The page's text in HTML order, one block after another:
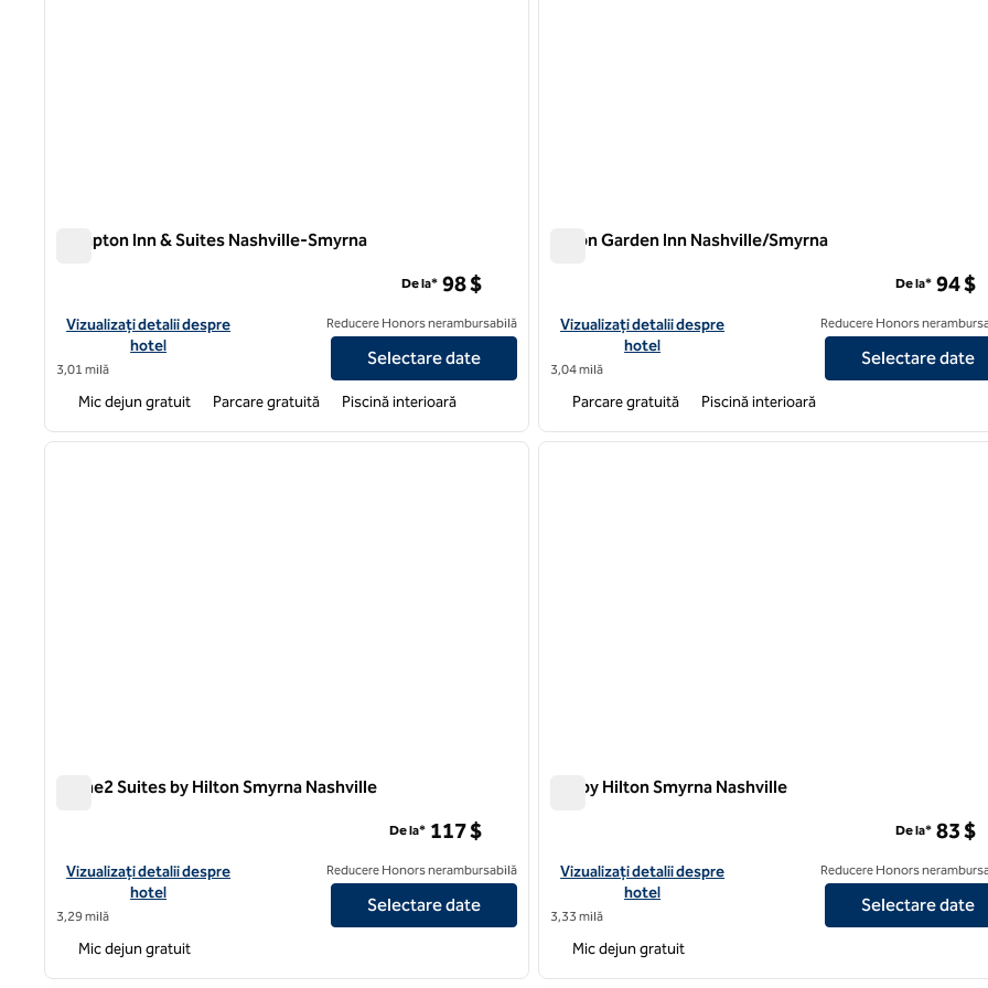
Hampton Inn & Suites Nashville-Smyrna
Vizualizați detaliile hotelului Hampton Inn & Suites Nashville-Smyrna
Vizualizați detalii despre
hotel
3,01 milă
De la* 98 $
Reducere Honors nerambursabilă
Selectare date
Mic dejun gratuit Parcare gratuită Piscină interioară
Hilton Garden Inn Nashville/Smyrna
Vizualizați detaliile hotelului Hilton Garden Inn Nashville/
Vizualizați detalii despre
hotel
3,04 milă
De la* 94 $
Reducere Honors
Selectare date
Parcare gratuită Piscină interioară
1 din 12
imaginea următoare
Home2 Suites by Hilton Smyrna Nashville
Vizualizați detaliile hotelului pentru Home2 Suites by Hilton Smyrna Nashville
Vizualizați detalii despre
hotel
3,29 milă
De la* 117 $
Reducere Honors nerambursabilă
Selectare date
Mic dejun gratuit
1 din 11
Tru by Hilton Smyrna Nashville
Vizualizați detaliile hotelului pentru Tru by Hilton Smyrna
Vizualizați detalii despre
hotel
3,33 milă
De la* 83 $
Reducere Honors
Selectare date
Mic dejun gratuit